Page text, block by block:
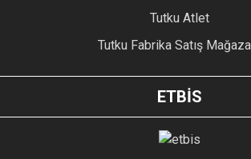
Tutku Atlet
Tutku Fabrika Satış
ETBİS